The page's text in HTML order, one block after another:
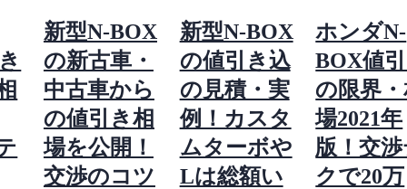
新型N-BOX
の新古車・
中古車から
の値引き相
場を公開！
交渉のコツ
新型N-BOX
の値引き込
の見積・実
例！カスタ
ムターボや
Lは総額い
ホンダN-
BOX値
の限界
場2021年
版！交
クで20万